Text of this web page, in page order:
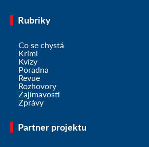
Rubriky
Co se chystá
Krimi
Kvízy
Poradna
Revue
Rozhovory
Zajímavosti
Zprávy
Partner projektu